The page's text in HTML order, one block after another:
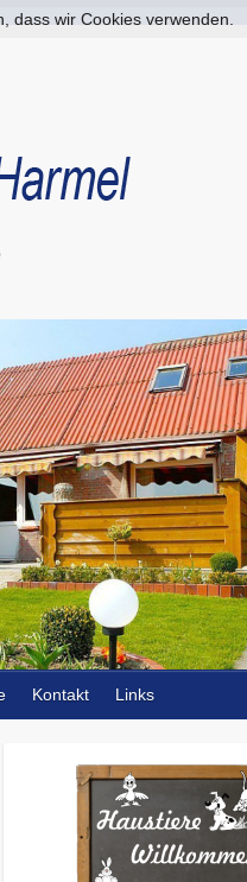
Kontakt Links
dass wir Cookies verwenden.